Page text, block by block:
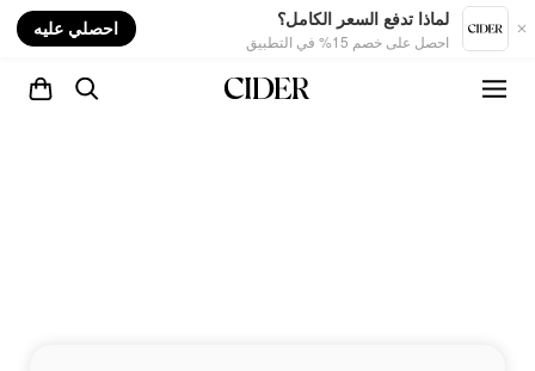
لماذا تدفع السعر الكامل؟
احصل على خصم 15% في التطبيق
احصلي عليه